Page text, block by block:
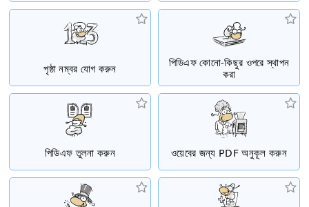
পৃষ্ঠা নম্বর যোগ করুন
পিডিএফ কোনো-কিছুর ওপরে স্থাপন
করা
পিডিএফ তুলনা করুন ওয়েবের জন্য PDF অনুকূল করুন